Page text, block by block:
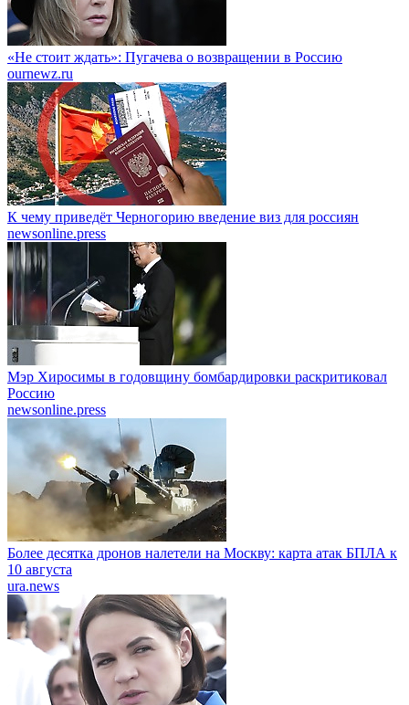
«Не стоит ждать»: Пугачева о возвращении в Россию
ournewz.ru
К чему приведёт Черногорию введение виз для россиян
newsonline.press
Мэр Хиросимы в годовщину бомбардировки раскритиковал
Россию
newsonline.press
Более десятка дронов налетели на Москву: карта атак БПЛА к
10 августа
ura.news